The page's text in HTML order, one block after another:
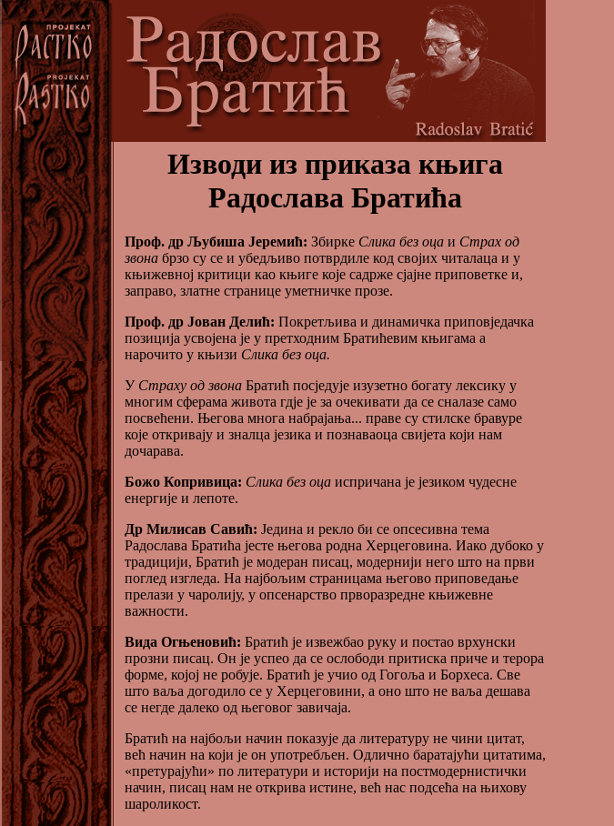
Изводи из приказа књига
Радослава Братића
Проф. др Љубиша Јеремић: Збирке Слика без оца и Страх од
звона брзо су се и убедљиво потврдиле код својих читалаца и у
књижевној критици као књиге које садрже сјајне приповетке и,
заправо, златне странице уметничке прозе.
Проф. др Јован Делић: Покретљива и динамичка приповједачка
позиција усвојена је у претходним Братићевим књигама а
нарочито у књизи Слика без оца.
У Страху од звона Братић посједује изузетно богату лексику у
многим сферама живота гдје је за очекивати да се сналазе само
посвећени. Његова многа набрајања... праве су стилске бравуре
које откривају и зналца језика и познаваоца свијета који нам
дочарава.
Божо Копривица: Слика без оца испричана је језиком чудесне
енергије и лепоте.
Др Милисав Савић: Једина и рекло би се опсесивна тема
Радослава Братића јесте његова родна Херцеговина. Иако дубоко у
традицији, Братић је модеран писац, модернији него што на први
поглед изгледа. На најбољим страницама његово приповедање
прелази у чаролију, у опсенарство прворазредне књижевне
важности.
Вида Огњеновић: Братић је извежбао руку и постао врхунски
прозни писац. Он је успео да се ослободи притиска приче и терора
форме, којој не робује. Братић је учио од Гогоља и Борхеса. Све
што ваља догодило се у Херцеговини, а оно што не ваља дешава
се негде далеко од његовог завичаја.
Братић на најбољи начин показује да литературу не чини цитат,
већ начин на који је он употребљен. Одлично баратајући цитатима,
«претурајући» по литератури и историји на постмодернистички
начин, писац нам не открива истине, већ нас подсећа на њихову
шароликост.